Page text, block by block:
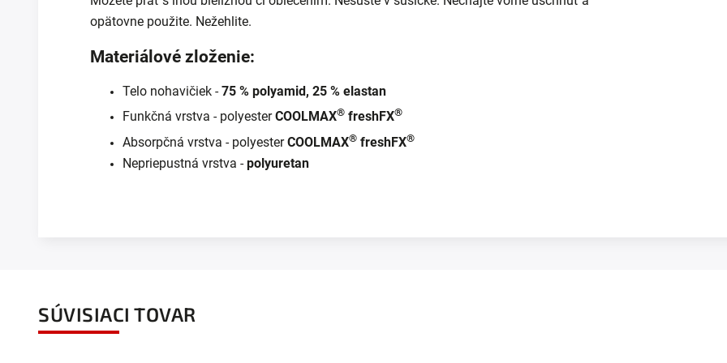
opätovne použite. Nežehlite.
Materiálové zloženie:
Telo nohavičiek -75 % polyamid, 25 % elastan
Funkčná vrstva - polyesterCOOLMAX® freshFX®
Absorpčná vrstva - polyesterCOOLMAX® freshFX®
Nepriepustná vrstva -polyuretan
SÚVISIACI TOVAR